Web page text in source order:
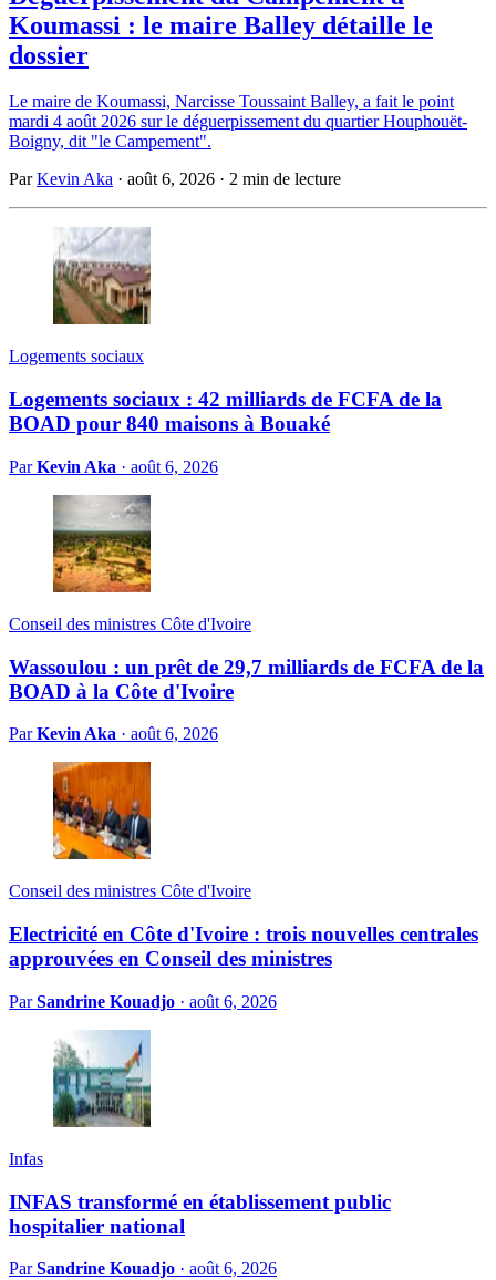
Koumassi : le maire Balley détaille le
dossier
Le maire de Koumassi, Narcisse Toussaint Balley, a fait le point
mardi 4 août 2026 sur le déguerpissement du quartier Houphouët-
Boigny, dit "le Campement".
ParKevin Aka · août 6, 2026 · 2 min de lecture
Logements sociaux
Logements sociaux : 42 milliards de FCFA de la
BOAD pour 840 maisons à Bouaké
ParKevin Aka · août 6, 2026
Conseil des ministres Côte d'Ivoire
Wassoulou : un prêt de 29,7 milliards de FCFA de la
BOAD à la Côte d'Ivoire
ParKevin Aka · août 6, 2026
Conseil des ministres Côte d'Ivoire
Electricité en Côte d'Ivoire : trois nouvelles centrales
approuvées en Conseil des ministres
ParSandrine Kouadjo · août 6, 2026
Infas
INFAS transformé en établissement public
hospitalier national
ParSandrine Kouadjo · août 6, 2026